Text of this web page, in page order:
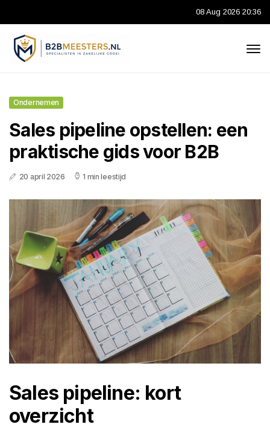
08 Aug 2026 20:36
Ondernemen
Sales pipeline opstellen: een
praktische gids voor B2B
20 april 2026 1 min leestijd
Sales pipeline: kort
overzicht